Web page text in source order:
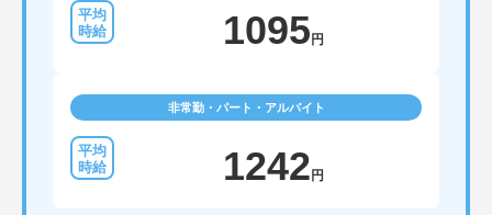
1095円
非常勤・パート・アルバイト
1242円